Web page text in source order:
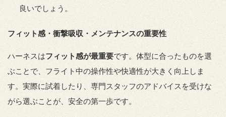
良いでしょう。
フィット感・衝撃吸収・メンテナンスの重要性
ハーネスはフィット感が最重要です。体型に合ったものを選
ぶことで、フライト中の操作性や快適性が大きく向上しま
す。実際に試着したり、専門スタッフのアドバイスを受けな
がら選ぶことが、安全の第一歩です。